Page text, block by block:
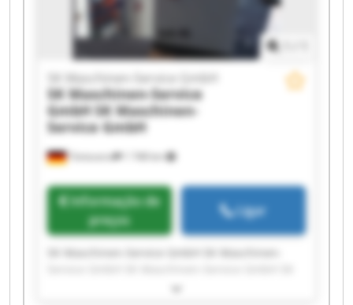
Tönisvorst 1 748 km
SK Maschinen-Service GmbH
SK Maschinen-Service
GmbH SK Maschinen-
Service GmbH
Informação de
preços
Ligar
Maschinen-Service GmbH SK Maschinen-Service